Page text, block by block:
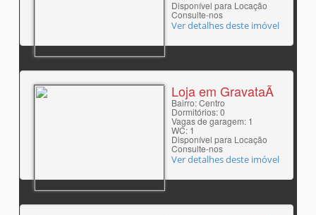
Disponível para Locação
Consulte-nos
Ver detalhes deste imóvel
Loja em GravataÃ­
Bairro: Centro
Dormitórios: 0
Vagas de garagem: 1
WC: 1
Disponível para Locação
Consulte-nos
Ver detalhes deste imóvel